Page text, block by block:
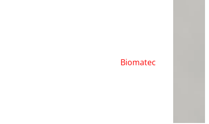
Biomatec